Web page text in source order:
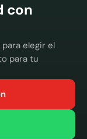
con
elegir el
para tu